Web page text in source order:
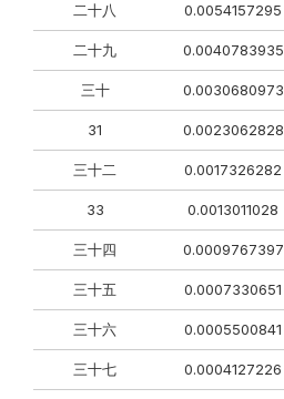
二十八 0.0054157295
二十九 0.0040783935
三十 0.0030680973
31 0.0023062828
三十二 0.0017326282
33 0.0013011028
三十四 0.0009767397
三十五 0.0007330651
三十六 0.0005500841
三十七 0.0004127226